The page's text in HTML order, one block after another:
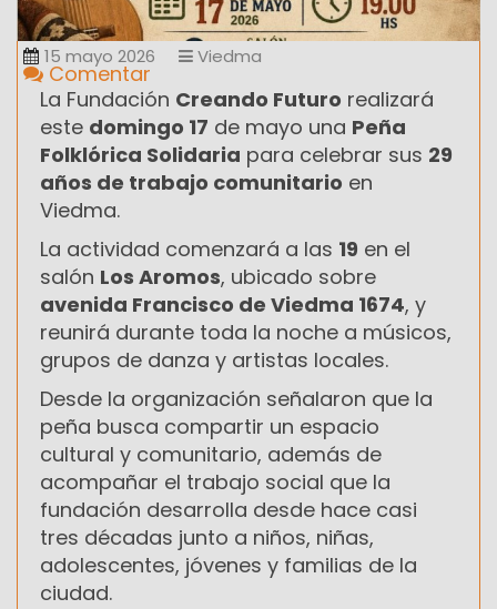
15 mayo 2026 Viedma
Comentar
La Fundación Creando Futuro realizará
este domingo 17 de mayo una Peña
Folklórica Solidaria para celebrar sus 29
años de trabajo comunitario en
Viedma.
La actividad comenzará a las 19 en el
salón Los Aromos, ubicado sobre
avenida Francisco de Viedma 1674, y
reunirá durante toda la noche a músicos,
grupos de danza y artistas locales.
Desde la organización señalaron que la
peña busca compartir un espacio
cultural y comunitario, además de
acompañar el trabajo social que la
fundación desarrolla desde hace casi
tres décadas junto a niños, niñas,
adolescentes, jóvenes y familias de la
ciudad.